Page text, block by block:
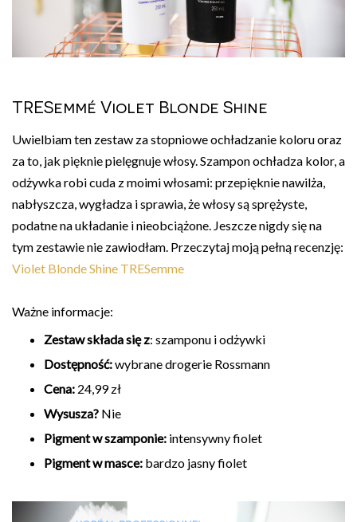
TRESemmé Violet Blonde Shine
Uwielbiam ten zestaw za stopniowe ochładzanie koloru oraz
za to, jak pięknie pielęgnuje włosy. Szampon ochładza kolor, a
odżywka robi cuda z moimi włosami: przepięknie nawilża,
nabłyszcza, wygładza i sprawia, że włosy są sprężyste,
podatne na układanie i nieobciążone. Jeszcze nigdy się na
tym zestawie nie zawiodłam. Przeczytaj moją pełną recenzję:
Violet Blonde Shine TRESemme
Ważne informacje:
Zestaw składa się z: szamponu i odżywki
Dostępność:wybrane drogerie Rossmann
Cena: 24,99 zł
Wysusza? Nie
Pigment w szamponie: intensywny fiolet
Pigment w masce: bardzo jasny fiolet